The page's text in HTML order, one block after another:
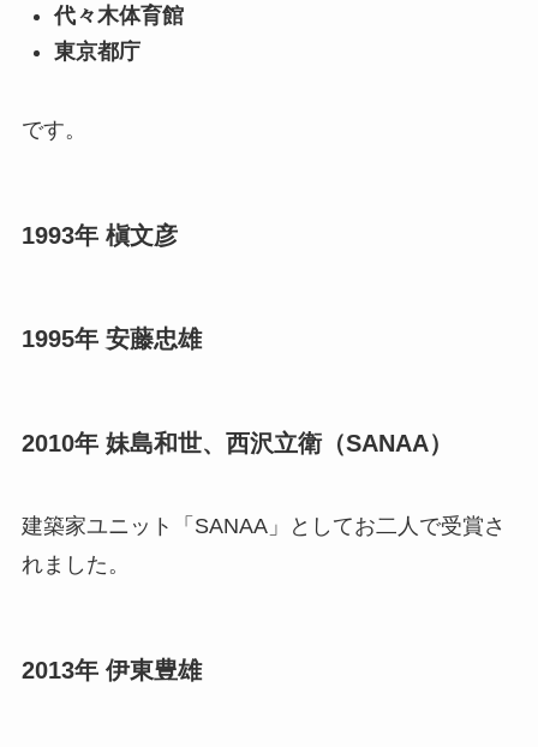
代々木体育館
東京都庁
です。
1993年 槇文彦
1995年 安藤忠雄
2010年 妹島和世、西沢立衛（SANAA）
建築家ユニット「SANAA」としてお二人で受賞さ
れました。
2013年 伊東豊雄